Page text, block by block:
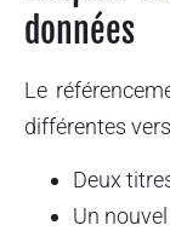
données
Le
différentes
Deux
Un